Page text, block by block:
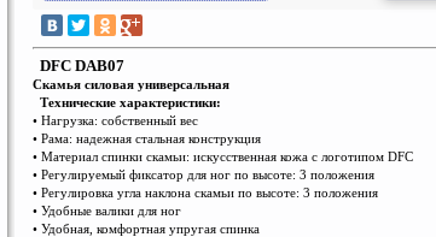
DFC DAB07
Cкамья силовая универсальная
Технические характеристики:
• Нагрузка: собственный вес
• Рама: надежная стальная конструкция
• Материал спинки скамьи: искусственная кожа с логотипом DFC
• Регулируемый фиксатор для ног по высоте: 3 положения
• Регулировка угла наклона скамьи по высоте: 3 положения
• Удобные валики для ног
• Удобная, комфортная упругая спинка